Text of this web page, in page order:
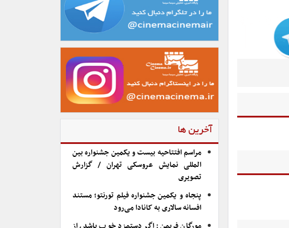
آخرین ها
مراسم افتتاحیه بیست و یکمین جشنواره بین
المللی نمایش عروسکی تهران / گزارش
تصویری
پنجاه و یکمین جشنواره فیلم تورنتو؛ مستند
افسانه سالاری به کانادا می‌رود